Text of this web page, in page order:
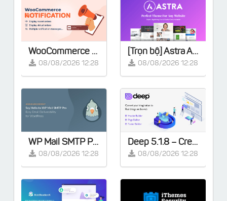
WooCommerce Notification | Boost Your Sales - Live Feed Sales - Recent Sales Popup - Upsells
08/08/2026 12:28
[Trọn bộ] Astra Agency Bundle - Lifetime
08/08/2026 12:28
WP Mail SMTP Pro v4.9.0 - Khắc phục tất cả các vấn đề về WordPress không gửi được email
08/08/2026 12:28
Deep 5.1.8 – Creative Multi-Purpose WordPress Theme
08/08/2026 12:28